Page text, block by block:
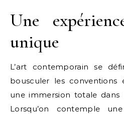
Une
unique
L’art contemporain se
bousculer les
une immersion totale dans
Lorsqu’on contemple